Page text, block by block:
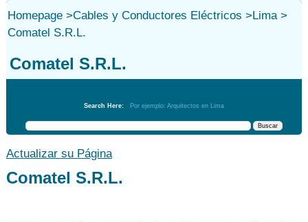
Homepage>Cables y Conductores Eléctricos >Lima>
Comatel S.R.L.
Comatel S.R.L.
Search Here: Por ejemplo: Arquitectos en Lima
Actualizar su Página
Comatel S.R.L.